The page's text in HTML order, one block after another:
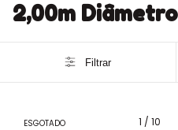
2,00m Diâmetro
Filtrar
1 / 10
ESGOTADO